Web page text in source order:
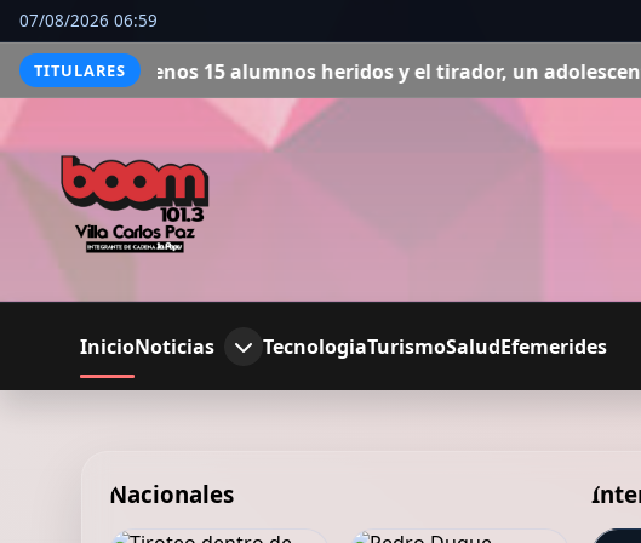
07/08/2026 06:59
TITULARESy el tirador, un adolescente de 15 años resultó abatido
InicioNoticias TecnologiaTurismoSaludEfemerides
Nacionales